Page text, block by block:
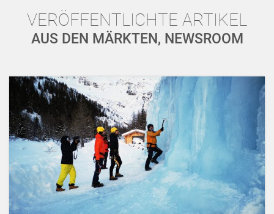
VERÖFFENTLICHTE ARTIKEL
AUS DEN MÄRKTEN, NEWSROOM